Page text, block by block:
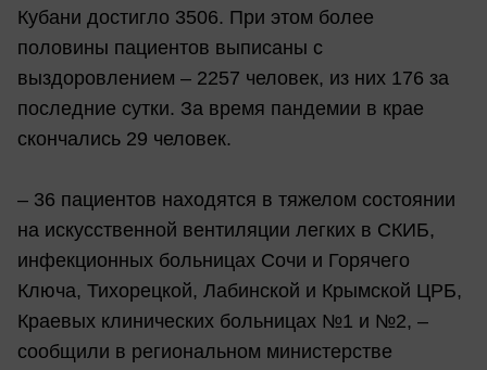
Кубани достигло 3506. При этом более
половины пациентов выписаны с
выздоровлением – 2257 человек, из них 176 за
последние сутки. За время пандемии в крае
скончались 29 человек.
– 36 пациентов находятся в тяжелом состоянии
на искусственной вентиляции легких в СКИБ,
инфекционных больницах Сочи и Горячего
Ключа, Тихорецкой, Лабинской и Крымской ЦРБ,
Краевых клинических больницах №1 и №2, –
сообщили в региональном министерстве